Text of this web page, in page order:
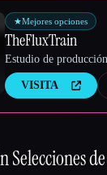
★Mejores opciones
TheFluxTrain
Estudio de
VISITA
Selecciones